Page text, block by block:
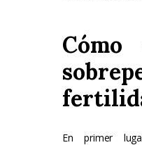
En primer